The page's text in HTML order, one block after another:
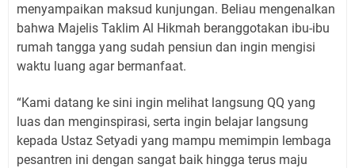
menyampaikan maksud kunjungan. Beliau mengenalkan
bahwa Majelis Taklim Al Hikmah beranggotakan ibu-ibu
rumah tangga yang sudah pensiun dan ingin mengisi
waktu luang agar bermanfaat.
“Kami datang ke sini ingin melihat langsung QQ yang
luas dan menginspirasi, serta ingin belajar langsung
kepada Ustaz Setyadi yang mampu memimpin lembaga
pesantren ini dengan sangat baik hingga terus maju